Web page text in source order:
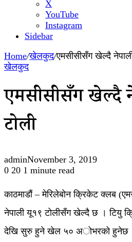
X
YouTube
Instagram
Sidebar
Home/खेलकुद/एमसीसीसँग खेल्दै
खेलकुद
एमसीसीसँग खेल्दै
टोली
adminNovember 3, 2019
0 20 1 minute read
काठमाडौं – मेरिलेबोन क्रिकेट क्लब
नेपाली यू१९ टोलीसँग खेल्दै छ । टियु
देखि सुरु हुने खेल ५० अोभरको हुनेछ ।